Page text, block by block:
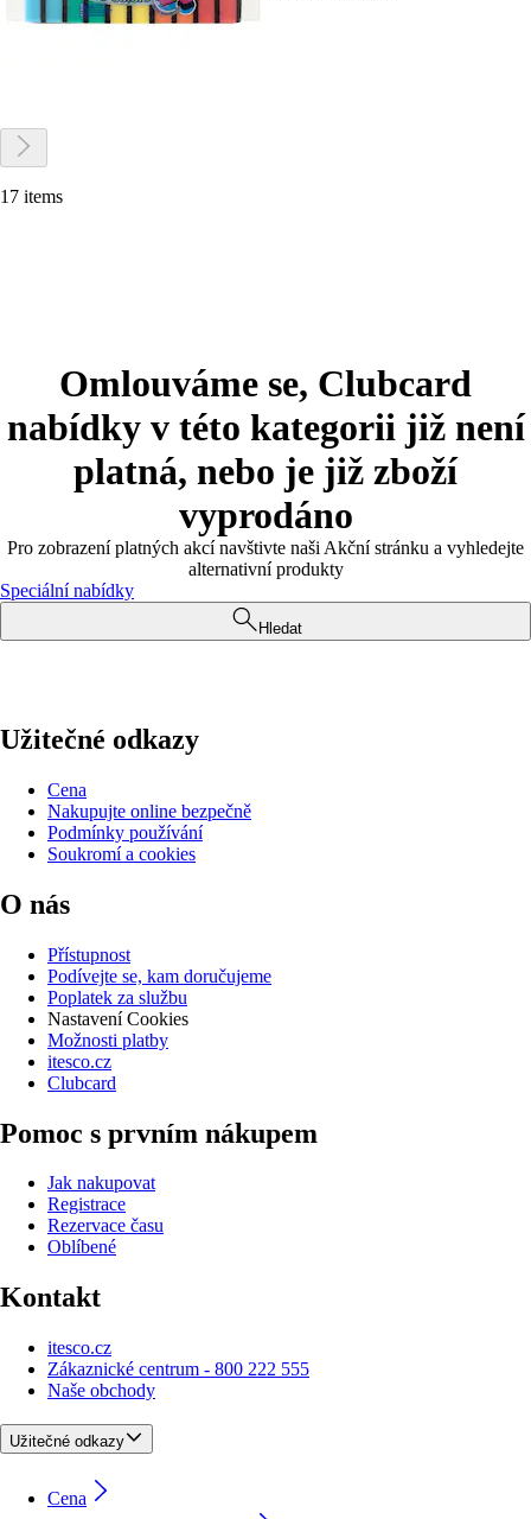
17 items
Omlouváme se, Clubcard
nabídky v této kategorii již není
platná, nebo je již zboží
vyprodáno
Pro zobrazení platných akcí navštivte naši Akční stránku a vyhledejte
alternativní produkty
Speciální nabídky
Hledat
Užitečné odkazy
Cena
Nakupujte online bezpečně
Podmínky používání
Soukromí a cookies
O nás
Přístupnost
Podívejte se, kam doručujeme
Poplatek za službu
Nastavení Cookies
Možnosti platby
itesco.cz
Clubcard
Pomoc s prvním nákupem
Jak nakupovat
Registrace
Rezervace času
Oblíbené
Kontakt
itesco.cz
Zákaznické centrum - 800 222 555
Naše obchody
Užitečné odkazy
Cena